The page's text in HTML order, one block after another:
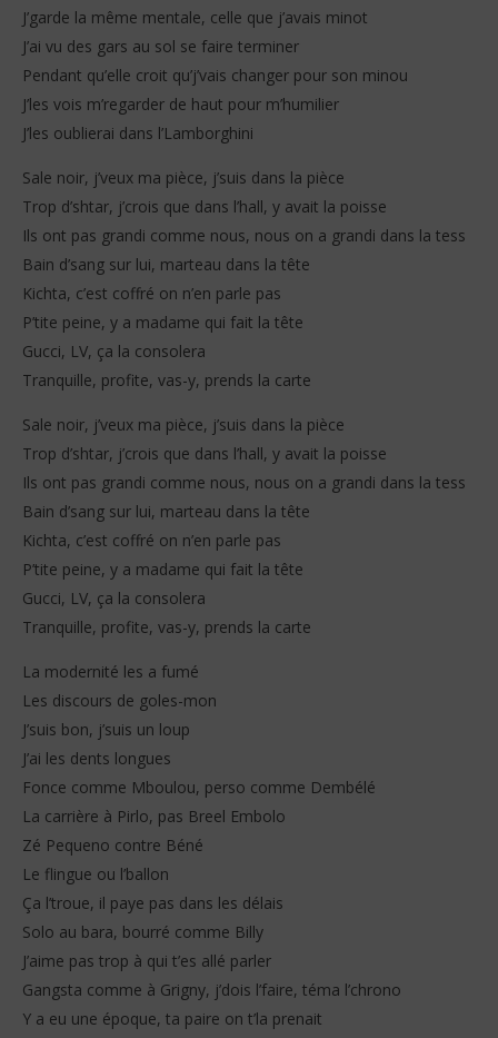
J’garde la même mentale, celle que j’avais minot
J’ai vu des gars au sol se faire terminer
Pendant qu’elle croit qu’j’vais changer pour son minou
J’les vois m’regarder de haut pour m’humilier
J’les oublierai dans l’Lamborghini
Sale noir, j’veux ma pièce, j’suis dans la pièce
Trop d’shtar, j’crois que dans l’hall, y avait la poisse
Ils ont pas grandi comme nous, nous on a grandi dans la tess
Bain d’sang sur lui, marteau dans la tête
Kichta, c’est coffré on n’en parle pas
P’tite peine, y a madame qui fait la tête
Gucci, LV, ça la consolera
Tranquille, profite, vas-y, prends la carte
Sale noir, j’veux ma pièce, j’suis dans la pièce
Trop d’shtar, j’crois que dans l’hall, y avait la poisse
Ils ont pas grandi comme nous, nous on a grandi dans la tess
Bain d’sang sur lui, marteau dans la tête
Kichta, c’est coffré on n’en parle pas
P’tite peine, y a madame qui fait la tête
Gucci, LV, ça la consolera
Tranquille, profite, vas-y, prends la carte
La modernité les a fumé
Les discours de goles-mon
J’suis bon, j’suis un loup
J’ai les dents longues
Fonce comme Mboulou, perso comme Dembélé
La carrière à Pirlo, pas Breel Embolo
Zé Pequeno contre Béné
Le flingue ou l’ballon
Ça l’troue, il paye pas dans les délais
Solo au bara, bourré comme Billy
J’aime pas trop à qui t’es allé parler
Gangsta comme à Grigny, j’dois l’faire, téma l’chrono
Y a eu une époque, ta paire on t’la prenait